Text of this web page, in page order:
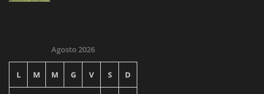
Agosto 2026
L M M G V S D